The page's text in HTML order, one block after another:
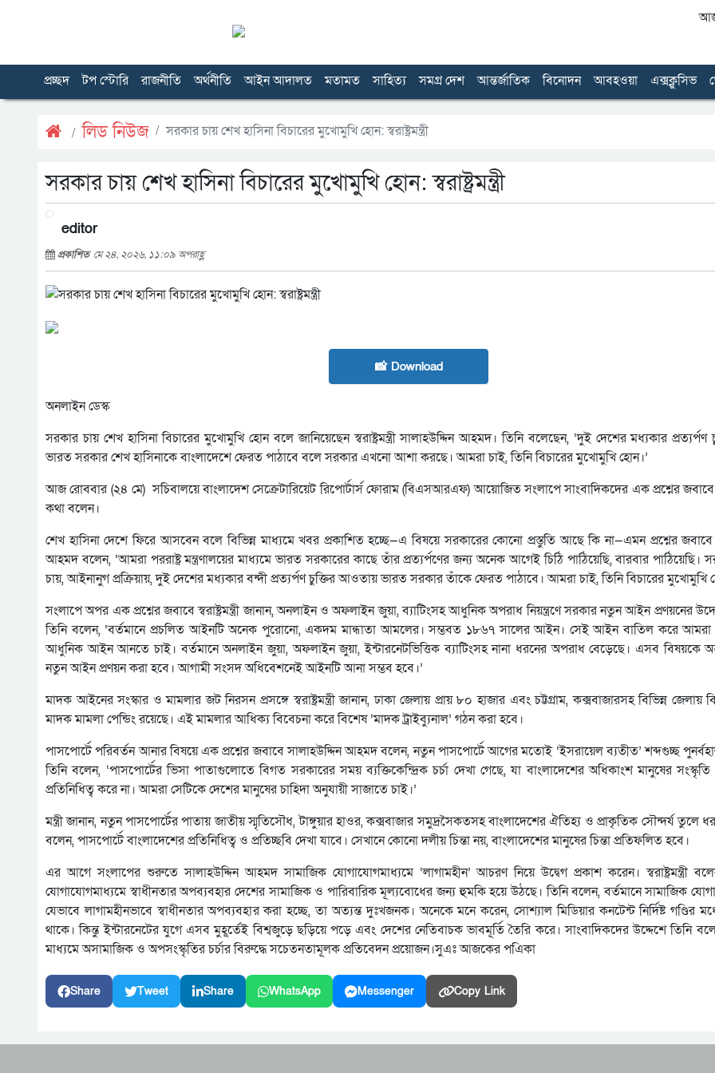
আজ
প্রচ্ছদ টপ স্টোরি রাজনীতি অর্থনীতি আইন আদালত মতামত সাহিত্য সমগ্র দেশ আন্তর্জাতিক বিনোদন আবহওয়া এক্সক্লুসিভ
লিড নিউজ সরকার চায় শেখ হাসিনা বিচারের মুখোমুখি হোন: স্বরাষ্ট্রমন্ত্রী
সরকার চায় শেখ হাসিনা বিচারের মুখোমুখি হোন: স্বরাষ্ট্রমন্ত্রী
editor
প্রকাশিত মে ২৪, ২০২৬, ১১:০৯ অপরাহ্ণ
📸 Download
অনলাইন ডেস্ক
সরকার চায় শেখ হাসিনা বিচারের মুখোমুখি হোন বলে জানিয়েছেন স্বরাষ্ট্রমন্ত্রী সালাহউদ্দিন আহমদ। তিনি বলেছেন, ‘দুই দেশের মধ্যকার প্রত্যর্পণ
ভারত সরকার শেখ হাসিনাকে বাংলাদেশে ফেরত পাঠাবে বলে সরকার এখনো আশা করছে। আমরা চাই, তিনি বিচারের মুখোমুখি হোন।’
আজ রোববার (২৪ মে) সচিবালয়ে বাংলাদেশ সেক্রেটারিয়েট রিপোর্টার্স ফোরাম (বিএসআরএফ) আয়োজিত সংলাপে সাংবাদিকদের এক প্রশ্নের জবাবে
কথা বলেন।
শেখ হাসিনা দেশে ফিরে আসবেন বলে বিভিন্ন মাধ্যমে খবর প্রকাশিত হচ্ছে—এ বিষয়ে সরকারের কোনো প্রস্তুতি আছে কি না—এমন প্রশ্নের জবাবে
আহমদ বলেন, ‘আমরা পররাষ্ট্র মন্ত্রণালয়ের মাধ্যমে ভারত সরকারের কাছে তাঁর প্রত্যর্পণের জন্য অনেক আগেই চিঠি পাঠিয়েছি, বারবার
চায়, আইনানুগ প্রক্রিয়ায়, দুই দেশের মধ্যকার বন্দী প্রত্যর্পণ চুক্তির আওতায় ভারত সরকার তাঁকে ফেরত পাঠাবে। আমরা চাই, তিনি বিচারের মুখোমুখি
সংলাপে অপর এক প্রশ্নের জবাবে স্বরাষ্ট্রমন্ত্রী জানান, অনলাইন ও অফলাইন জুয়া, ব্যাটিংসহ আধুনিক অপরাধ নিয়ন্ত্রণে সরকার নতুন আইন প্রণয়নের
তিনি বলেন, ‘বর্তমানে প্রচলিত আইনটি অনেক পুরোনো, একদম মান্ধাতা আমলের। সম্ভবত ১৮৬৭ সালের আইন। সেই আইন বাতিল করে
আধুনিক আইন আনতে চাই। বর্তমানে অনলাইন জুয়া, অফলাইন জুয়া, ইন্টারনেটভিত্তিক ব্যাটিংসহ নানা ধরনের অপরাধ বেড়েছে। এসব বিষয়কে
নতুন আইন প্রণয়ন করা হবে। আগামী সংসদ অধিবেশনেই আইনটি আনা সম্ভব হবে।’
মাদক আইনের সংস্কার ও মামলার জট নিরসন প্রসঙ্গে স্বরাষ্ট্রমন্ত্রী জানান, ঢাকা জেলায় প্রায় ৮০ হাজার এবং চট্টগ্রাম, কক্সবাজারসহ বিভিন্ন জেলায়
মাদক মামলা পেন্ডিং রয়েছে। এই মামলার আধিক্য বিবেচনা করে বিশেষ ‘মাদক ট্রাইব্যুনাল’ গঠন করা হবে।
পাসপোর্টে পরিবর্তন আনার বিষয়ে এক প্রশ্নের জবাবে সালাহউদ্দিন আহমদ বলেন, নতুন পাসপোর্টে আগের মতোই ‘ইসরায়েল ব্যতীত’ শব্দগুচ্ছ
তিনি বলেন, ‘পাসপোর্টের ভিসা পাতাগুলোতে বিগত সরকারের সময় ব্যক্তিকেন্দ্রিক চর্চা দেখা গেছে, যা বাংলাদেশের অধিকাংশ মানুষের
প্রতিনিধিত্ব করে না। আমরা সেটিকে দেশের মানুষের চাহিদা অনুযায়ী সাজাতে চাই।’
মন্ত্রী জানান, নতুন পাসপোর্টের পাতায় জাতীয় স্মৃতিসৌধ, টাঙ্গুয়ার হাওর, কক্সবাজার সমুদ্রসৈকতসহ বাংলাদেশের ঐতিহ্য ও প্রাকৃতিক সৌন্দর্য তুলে
বলেন, পাসপোর্টে বাংলাদেশের প্রতিনিধিত্ব ও প্রতিচ্ছবি দেখা যাবে। সেখানে কোনো দলীয় চিন্তা নয়, বাংলাদেশের মানুষের চিন্তা প্রতিফলিত হবে।
এর আগে সংলাপের শুরুতে সালাহউদ্দিন আহমদ সামাজিক যোগাযোগমাধ্যমে ‘লাগামহীন’ আচরণ নিয়ে উদ্বেগ প্রকাশ করেন। স্বরাষ্ট্রমন্ত্রী
যোগাযোগমাধ্যমে স্বাধীনতার অপব্যবহার দেশের সামাজিক ও পারিবারিক মূল্যবোধের জন্য হুমকি হয়ে উঠছে। তিনি বলেন, বর্তমানে সামাজিক
যেভাবে লাগামহীনভাবে স্বাধীনতার অপব্যবহার করা হচ্ছে, তা অত্যন্ত দুঃখজনক। অনেকে মনে করেন, সোশ্যাল মিডিয়ার কনটেন্ট নির্দিষ্ট গণ্ডির
থাকে। কিন্তু ইন্টারনেটের যুগে এসব মুহূর্তেই বিশ্বজুড়ে ছড়িয়ে পড়ে এবং দেশের নেতিবাচক ভাবমূর্তি তৈরি করে। সাংবাদিকদের উদ্দেশে তিনি
মাধ্যমে অসামাজিক ও অপসংস্কৃতির চর্চার বিরুদ্ধে সচেতনতামূলক প্রতিবেদন প্রয়োজন।সুএঃ আজকের পএিকা
Share Tweet Share WhatsApp Messenger Copy Link